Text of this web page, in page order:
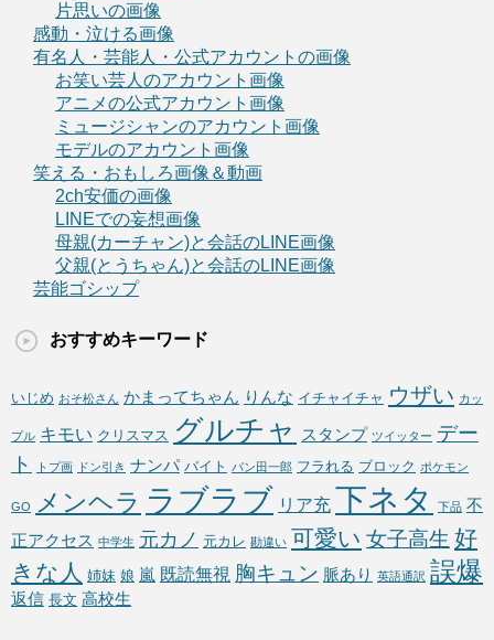
片思いの画像
感動・泣ける画像
有名人・芸能人・公式アカウントの画像
お笑い芸人のアカウント画像
アニメの公式アカウント画像
ミュージシャンのアカウント画像
モデルのアカウント画像
笑える・おもしろ画像＆動画
2ch安価の画像
LINEでの妄想画像
母親(カーチャン)と会話のLINE画像
父親(とうちゃん)と会話のLINE画像
芸能ゴシップ
おすすめキーワード
いじめ おそ松さん かまってちゃん りんな イチャイチャ ウザい カッ
プル キモい クリスマス グルチャ スタンプ ツイッター デー
ト
トプ画 ドン引き ナンパ バイト パン田一郎 フラれる ブロック ポケモン
GO メンヘラ ラブラブ リア充 下ネタ 下品 不
正アクセス 中学生 元カノ 元カレ 勘違い 可愛い 女子高生 好
きな人 姉妹 娘 嵐 既読無視 胸キュン 脈あり 英語通訳 誤爆
返信 長文 高校生